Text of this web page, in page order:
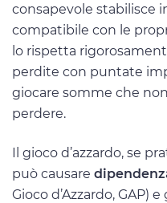
consapevole stabilisce
compatibile con le
lo rispetta
perdite con puntate
giocare somme che
perdere.
Il gioco d’azzardo, se
può causare
Gioco d’Azzardo, GAP)